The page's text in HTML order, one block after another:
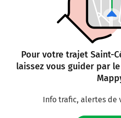
Saint-Cloud
Continuer D907
Boulogne-
191 km
Pour votre trajet Saint-
laissez vous guider par
Info trafic, alertes de